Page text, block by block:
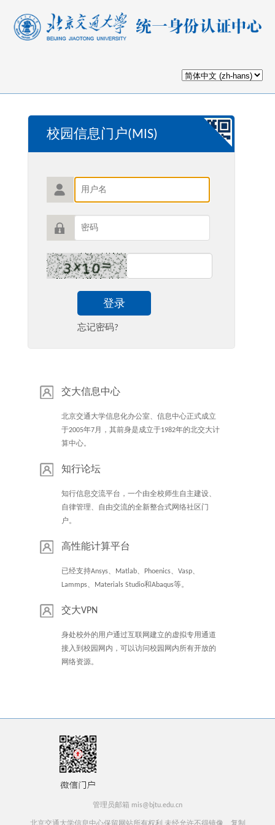
校园信息门户(MIS)
登录
忘记密码?
交大信息中心
北京交通大学信息化办公室、信息中心正式成立
于2005年7月，其前身是成立于1982年的北交大计
算中心。
知行论坛
知行信息交流平台，一个由全校师生自主建设、
自律管理、自由交流的全新整合式网络社区门
户。
高性能计算平台
已经支持Ansys、Matlab、Phoenics、Vasp、
Lammps、Materials Studio和Abaqus等。
交大VPN
身处校外的用户通过互联网建立的虚拟专用通道
接入到校园网内，可以访问校园网内所有开放的
网络资源。
管理员邮箱 mis@bjtu.edu.cn